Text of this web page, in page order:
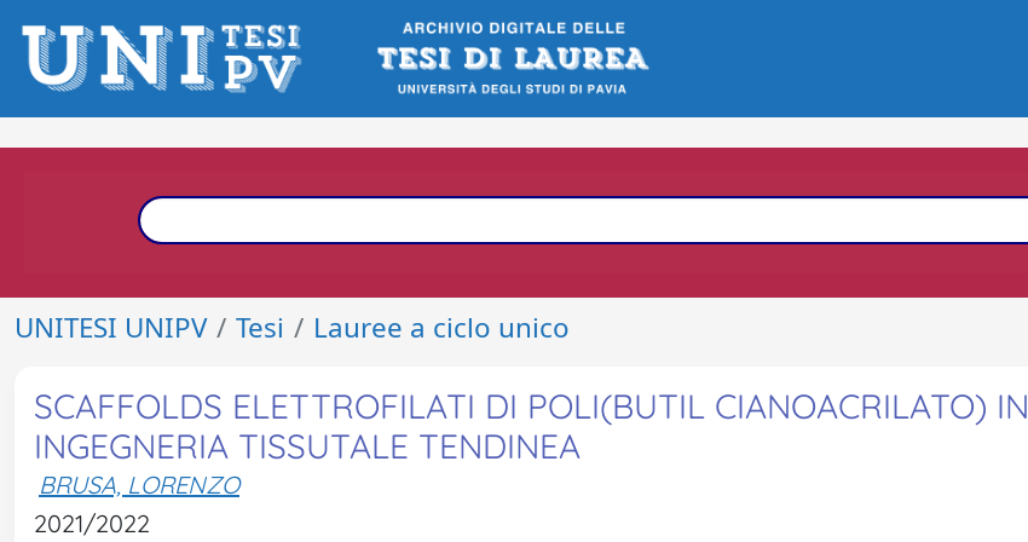
UNITESI UNIPV Tesi Lauree a ciclo unico
SCAFFOLDS ELETTROFILATI DI POLI(BUTIL CIANOACRILATO) IN
INGEGNERIA TISSUTALE TENDINEA
BRUSA, LORENZO
2021/2022